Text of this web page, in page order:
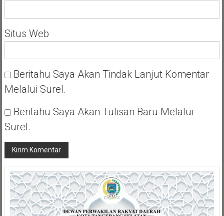
Situs Web
Beritahu Saya Akan Tindak Lanjut Komentar
Melalui Surel.
Beritahu Saya Akan Tulisan Baru Melalui
Surel.